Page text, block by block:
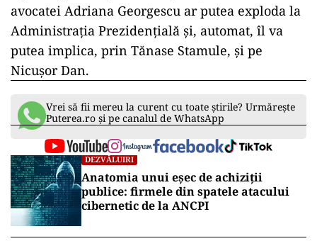
avocatei Adriana Georgescu ar putea exploda la
Administrația Prezidențială și, automat, îl va
putea implica, prin Tănase Stamule, și pe
Nicușor Dan.
Vrei să fii mereu la curent cu toate știrile? Urmărește
Puterea.ro și pe canalul de WhatsApp
DEZVĂLUIRI
Anatomia unui eșec de achiziții
publice: firmele din spatele atacului
cibernetic de la ANCPI